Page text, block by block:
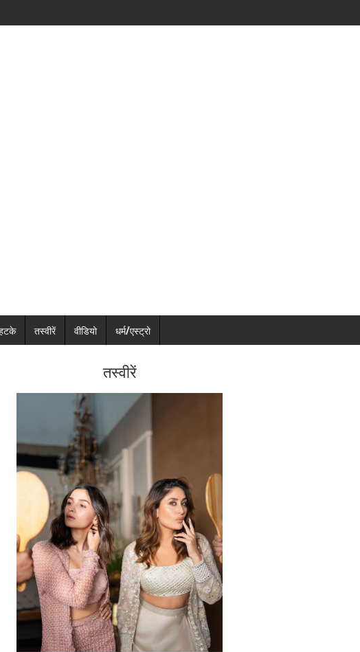
तस्वीरें वीडियो धर्म/एस्ट्रो
तस्वीरें